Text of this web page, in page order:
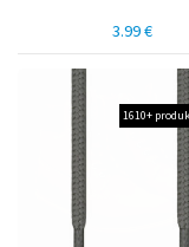
3.99 €
1610+